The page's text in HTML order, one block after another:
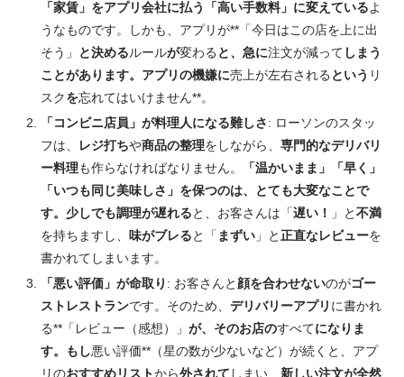
「家賃」をアプリ会社に払う「高い手数料」に変えているよ
うなものです。しかも、アプリが**「今日はこの店を上に出
そう」
と決めるルールが変わる と、急に注文が減って しまう
ことがあります。アプリの機嫌に売上が左右される という リ
スクを忘れてはいけません**。
「コンビニ店員」が料理人になる難しさ: ローソンのスタッ
フは、
レジ打ちや商品の整理をしながら、 専門的なデリバリ
ー料理も作らなければなりません。
「温かいまま」「早く」
「いつも同じ美味しさ」を保つのは、とても大変なことで
す。少しでも調理が遅れると、お客さんは「遅い！ 」と不満
を持ちますし、
味がブレると「 まずい」と正直なレビューを
書かれてしまいます。
「悪い評価」が命取り : お客さんと 顔を合わせないのがゴー
ストレストランです。そのため、 デリバリーアプリ に書かれ
る**「レビュー（感想）」 が、そのお店のすべてになりま
す。もし悪い評価**（星の数が少ないなど）が続くと、アプ
リのおすすめリストから外されて しまい、 新しい注文が全然